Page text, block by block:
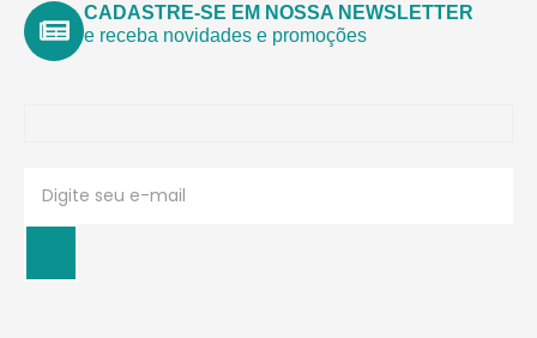
CADASTRE-SE EM NOSSA NEWSLETTER
e receba novidades e promoções